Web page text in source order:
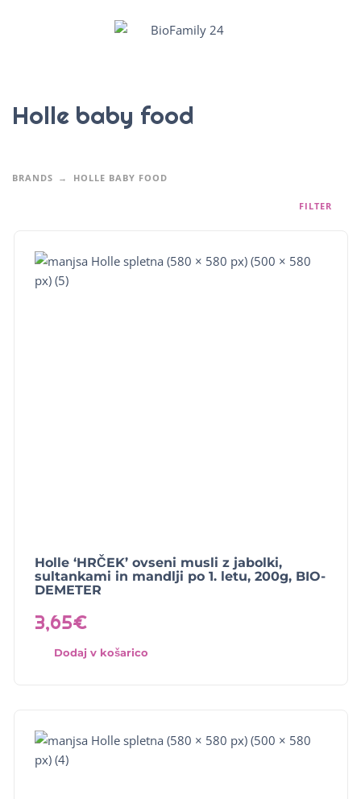
Holle baby food
BRANDS HOLLE BABY FOOD
FILTER
Holle ‘HRČEK’ ovseni musli z jabolki,
sultankami in mandlji po 1. letu, 200g, BIO-
DEMETER
3,65€
Dodaj v košarico